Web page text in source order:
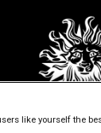
like yourself the